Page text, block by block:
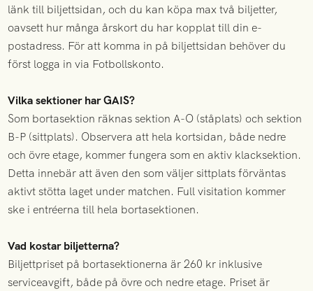
länk till biljettsidan, och du kan köpa max två biljetter,
oavsett hur många årskort du har kopplat till din e-
postadress. För att komma in på biljettsidan behöver du
först logga in via Fotbollskonto.
Vilka sektioner har GAIS?
Som bortasektion räknas sektion A-O (ståplats) och sektion
B-P (sittplats). Observera att hela kortsidan, både nedre
och övre etage, kommer fungera som en aktiv klacksektion.
Detta innebär att även den som väljer sittplats förväntas
aktivt stötta laget under matchen. Full visitation kommer
ske i entréerna till hela bortasektionen.
Vad kostar biljetterna?
Biljettpriset på bortasektionerna är 260 kr inklusive
serviceavgift, både på övre och nedre etage. Priset är